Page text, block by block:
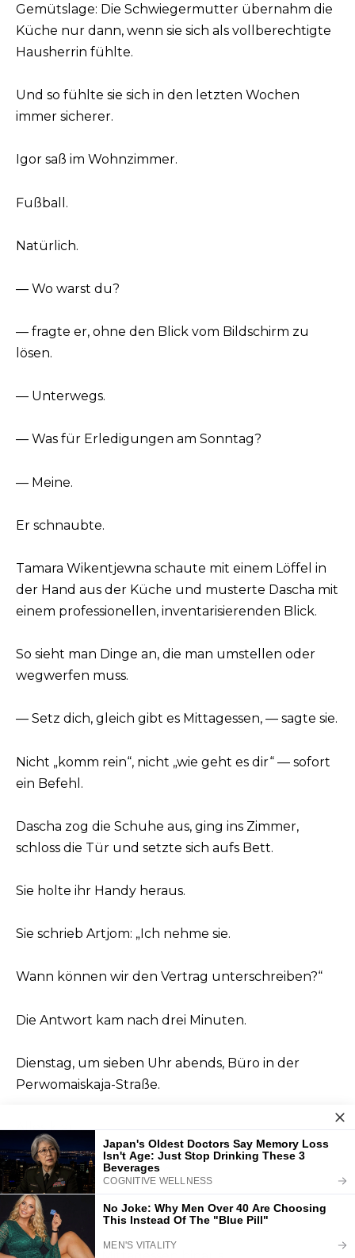
Gemütslage: Die Schwiegermutter übernahm die
Küche nur dann, wenn sie sich als vollberechtigte
Hausherrin fühlte.
Und so fühlte sie sich in den letzten Wochen
immer sicherer.
Igor saß im Wohnzimmer.
Fußball.
Natürlich.
— Wo warst du?
— fragte er, ohne den Blick vom Bildschirm zu
lösen.
— Unterwegs.
— Was für Erledigungen am Sonntag?
— Meine.
Er schnaubte.
Tamara Wikentjewna schaute mit einem Löffel in
der Hand aus der Küche und musterte Dascha mit
einem professionellen, inventarisierenden Blick.
So sieht man Dinge an, die man umstellen oder
wegwerfen muss.
— Setz dich, gleich gibt es Mittagessen, — sagte sie.
Nicht „komm rein“, nicht „wie geht es dir“ — sofort
ein Befehl.
Dascha zog die Schuhe aus, ging ins Zimmer,
schloss die Tür und setzte sich aufs Bett.
Sie holte ihr Handy heraus.
Sie schrieb Artjom: „Ich nehme sie.
Wann können wir den Vertrag unterschreiben?“
Die Antwort kam nach drei Minuten.
Dienstag, um sieben Uhr abends, Büro in der
Perwomaiskaja-Straße.
Alles klar.
Sie legte das Handy weg.
Sie zog sich um.